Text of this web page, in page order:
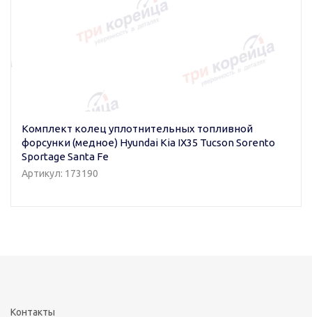
Комплект колец уплотнительных топливной
форсунки (медное) Hyundai Kia IX35 Tucson Sorento
Sportage Santa Fe
Артикул: 173190
Контакты